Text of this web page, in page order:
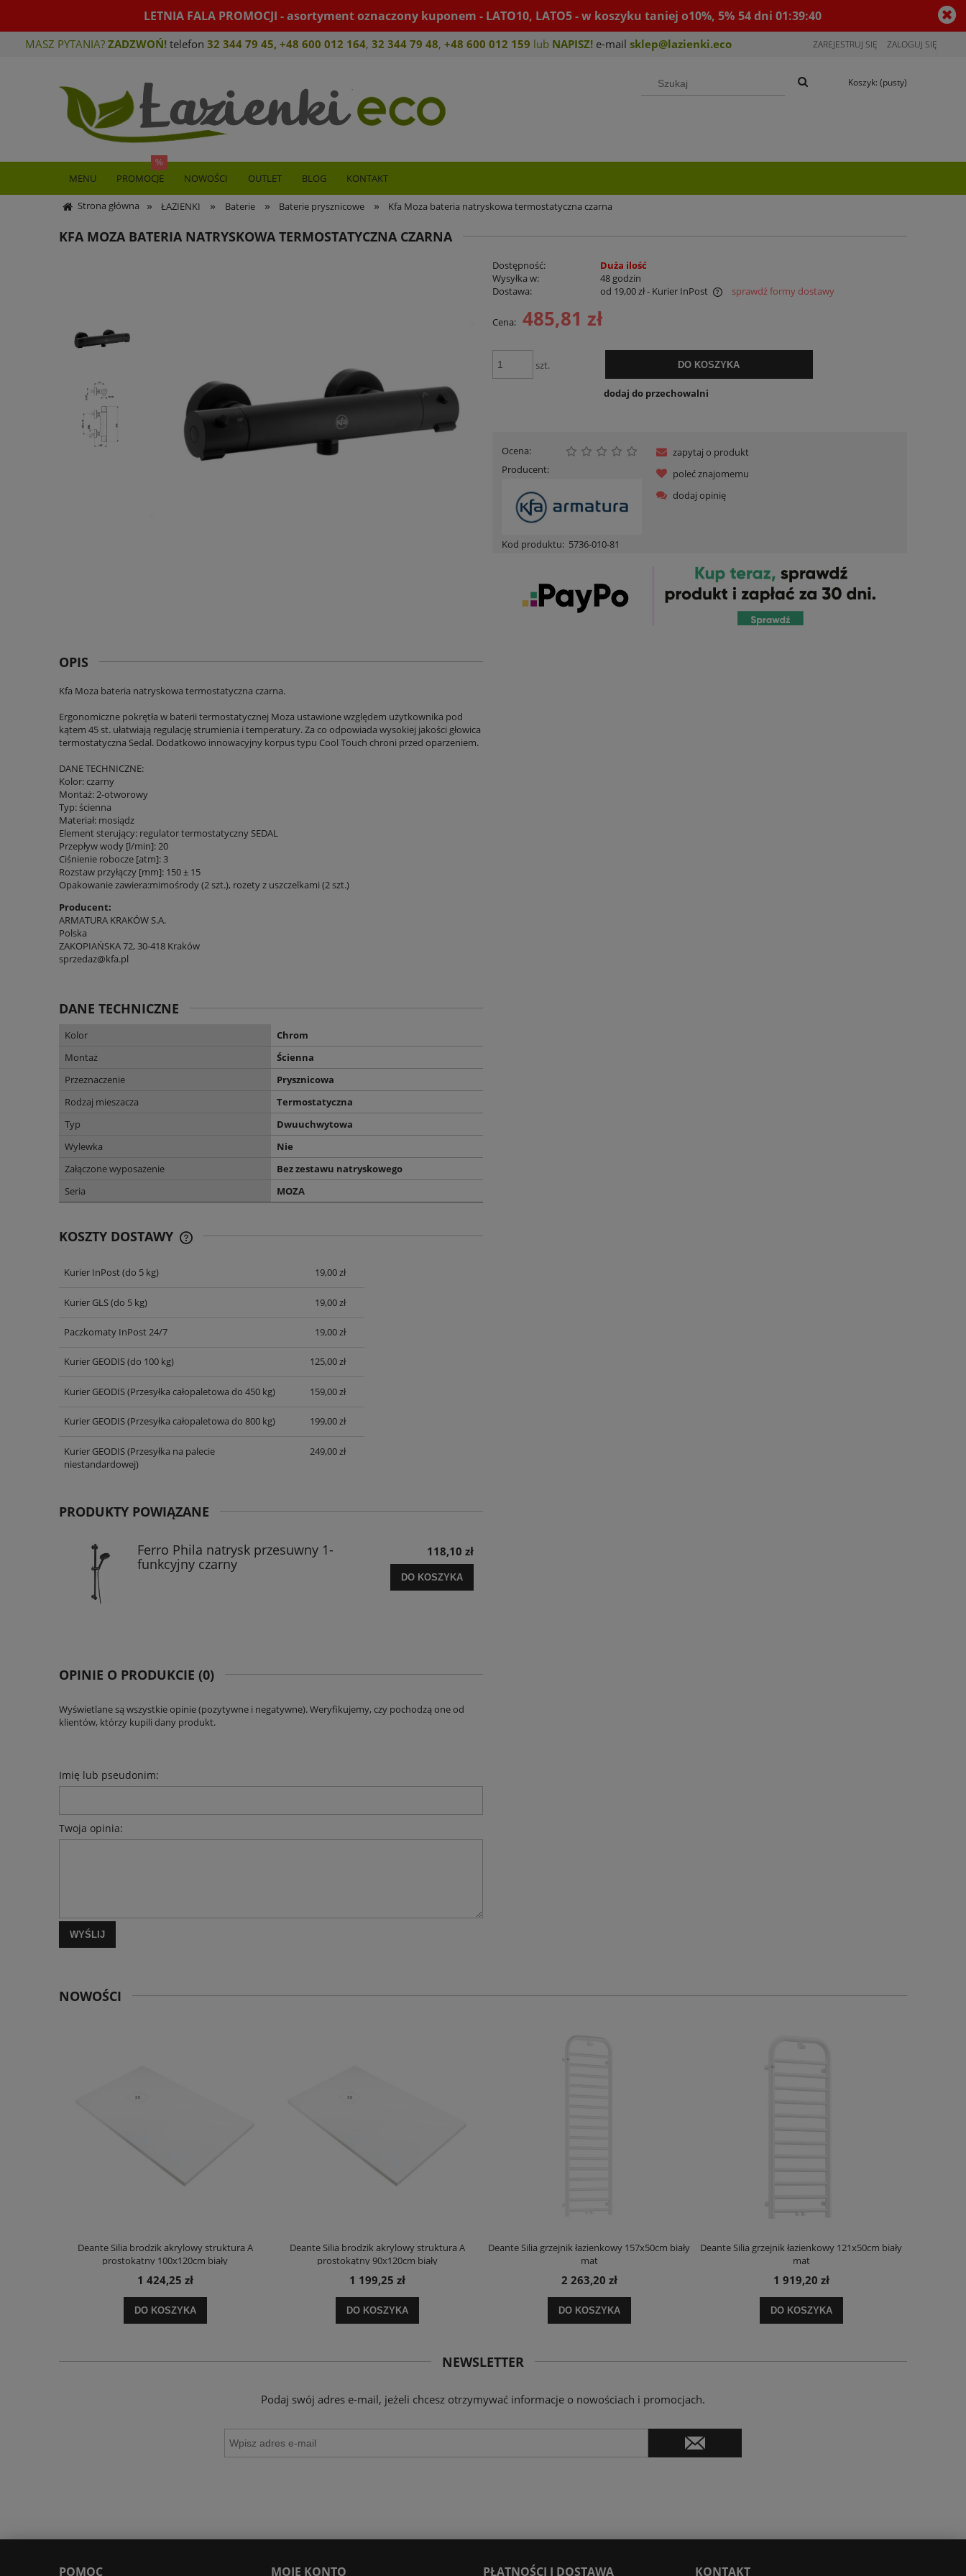
LETNIA FALA PROMOCJI - asortyment oznaczony kuponem - LATO10, LATO5 - w koszyku taniej o10%, 5% 54dni01:39:39
MASZ PYTANIA? ZADZWOŃ! telefon 32 344 79 45, +48 600 012 164, 32 344 79 48, +48 600 012 159 lub NAPISZ! e-mail sklep@lazienki.eco ZAREJESTRUJ SIĘ ZALOGUJ SIĘ
Koszyk: (pusty)
MENU PROMOCJE NOWOŚCI OUTLET BLOG KONTAKT
Strona główna » ŁAZIENKI » Baterie » Baterie prysznicowe » Kfa Moza bateria natryskowa termostatyczna czarna
KFA MOZA BATERIA NATRYSKOWA TERMOSTATYCZNA CZARNA
Dostępność:
Duża ilość
Wysyłka w:
48 godzin
Dostawa:
od 19,00 zł- Kurier InPost
Cena nie zawiera ewentualnych kosztów
sprawdź formy dostawy
Cena: 485,81 zł
szt. DO KOSZYKA
dodaj do przechowalni
Ocena:
Producent:
Kod produktu: 5736-010-81
zapytaj o produkt
poleć znajomemu
dodaj opinię
OPIS
Kfa Moza bateria natryskowa termostatyczna czarna.
Ergonomiczne pokrętła w baterii termostatycznej Moza ustawione względem użytkownika pod
kątem 45 st. ułatwiają regulację strumienia i temperatury. Za co odpowiada wysokiej jakości głowica
termostatyczna Sedal. Dodatkowo innowacyjny korpus typu Cool Touch chroni przed oparzeniem.
DANE TECHNICZNE:
Kolor: czarny
Montaż: 2-otworowy
Typ: ścienna
Materiał: mosiądz
Element sterujący: regulator termostatyczny SEDAL
Przepływ wody [l/min]: 20
Ciśnienie robocze [atm]: 3
Rozstaw przyłączy [mm]: 150 ± 15
Opakowanie zawiera:mimośrody (2 szt.), rozety z uszczelkami (2 szt.)
Producent:
ARMATURA KRAKÓW S.A.
Polska
ZAKOPIAŃSKA 72, 30-418 Kraków
sprzedaz@kfa.pl
DANE TECHNICZNE
Kolor
Chrom
Montaż
Ścienna
Przeznaczenie
Prysznicowa
Rodzaj mieszacza
Termostatyczna
Typ
Dwuuchwytowa
Wylewka
Nie
Załączone wyposażenie
Bez zestawu natryskowego
Seria
MOZA
KOSZTY DOSTAWY
CENA NIE ZAWIERA EWENTUALNYCH
Kurier InPost(do 5 kg) 19,00 zł
Kurier GLS(do 5 kg) 19,00 zł
Paczkomaty InPost 24/7 19,00 zł
Kurier GEODIS(do 100 kg) 125,00 zł
Kurier GEODIS(Przesyłka całopaletowa do 450 kg) 159,00 zł
Kurier GEODIS(Przesyłka całopaletowa do 800 kg) 199,00 zł
Kurier GEODIS(Przesyłka na palecie
niestandardowej)
249,00 zł
PRODUKTY POWIĄZANE
Ferro Phila natrysk przesuwny 1-
funkcyjny czarny
118,10 zł
DO KOSZYKA
OPINIE O PRODUKCIE (0)
Wyświetlane są wszystkie opinie (pozytywne i negatywne). Weryfikujemy, czy pochodzą one od
klientów, którzy kupili dany produkt.
Imię lub pseudonim:
Twoja opinia:
WYŚLIJ
NOWOŚCI
Deante Silia brodzik akrylowy struktura A
prostokątny 100x120cm biały
1 424,25 zł
DO KOSZYKA
Deante Silia brodzik akrylowy struktura A
prostokątny 90x120cm biały
1 199,25 zł
DO KOSZYKA
Deante Silia grzejnik łazienkowy 157x50cm biały
mat
2 263,20 zł
DO KOSZYKA
Deante Silia grzejnik łazienkowy 121x50cm biały
mat
1 919,20 zł
DO KOSZYKA
NEWSLETTER
Podaj swój adres e-mail, jeżeli chcesz otrzymywać informacje o nowościach i promocjach.
POMOC MOJE KONTO PŁATNOŚCI I DOSTAWA KONTAKT